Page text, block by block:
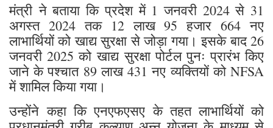
मंत्री ने बताया कि प्रदेश में 1 जनवरी 2024 से 31
अगस्त 2024 तक 12 लाख 95 हजार 664 नए
लाभार्थियों को खाद्य सुरक्षा से जोड़ा गया। इसके बाद 26
जनवरी 2025 को खाद्य सुरक्षा पोर्टल पुनः प्रारंभ किए
जाने के पश्चात 89 लाख 431 नए व्यक्तियों को NFSA
में शामिल किया गया।
उन्होंने कहा कि एनएफएसए के तहत लाभार्थियों को